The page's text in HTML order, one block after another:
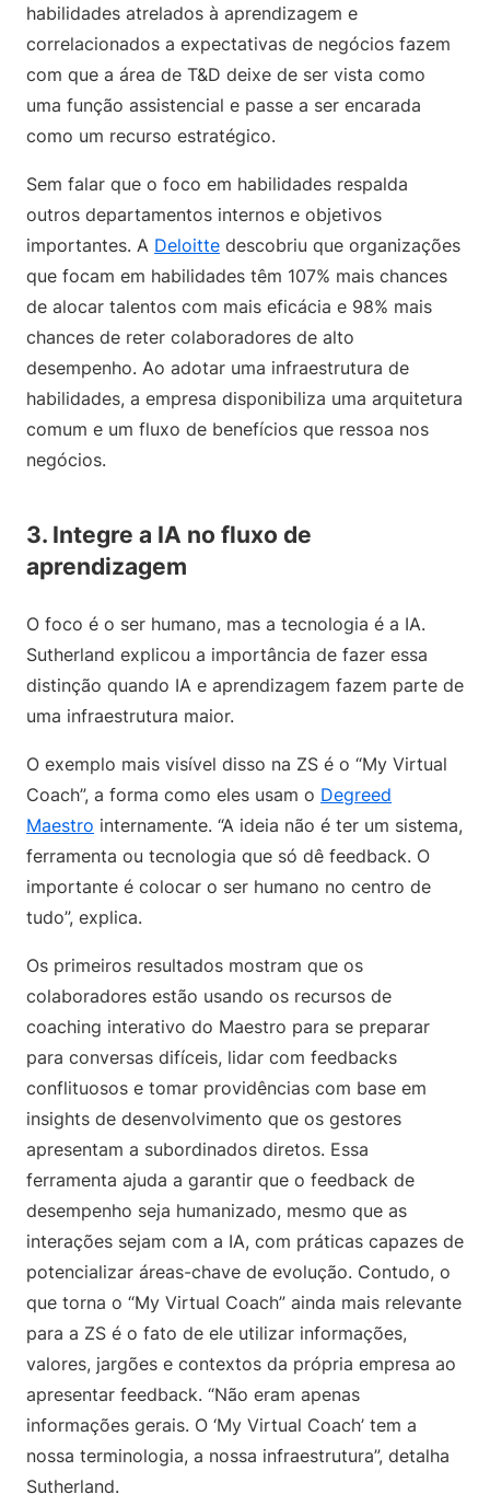
habilidades atrelados à aprendizagem e
correlacionados a expectativas de negócios fazem
com que a área de T&D deixe de ser vista como
uma função assistencial e passe a ser encarada
como um recurso estratégico.
Sem falar que o foco em habilidades respalda
outros departamentos internos e objetivos
importantes. A Deloitte descobriu que organizações
que focam em habilidades têm 107% mais chances
de alocar talentos com mais eficácia e 98% mais
chances de reter colaboradores de alto
desempenho. Ao adotar uma infraestrutura de
habilidades, a empresa disponibiliza uma arquitetura
comum e um fluxo de benefícios que ressoa nos
negócios.
3. Integre a IA no fluxo de
aprendizagem
O foco é o ser humano, mas a tecnologia é a IA.
Sutherland explicou a importância de fazer essa
distinção quando IA e aprendizagem fazem parte de
uma infraestrutura maior.
O exemplo mais visível disso na ZS é o “My Virtual
Coach”, a forma como eles usam o Degreed
Maestro internamente. “A ideia não é ter um sistema,
ferramenta ou tecnologia que só dê feedback. O
importante é colocar o ser humano no centro de
tudo”, explica.
Os primeiros resultados mostram que os
colaboradores estão usando os recursos de
coaching interativo do Maestro para se preparar
para conversas difíceis, lidar com feedbacks
conflituosos e tomar providências com base em
insights de desenvolvimento que os gestores
apresentam a subordinados diretos. Essa
ferramenta ajuda a garantir que o feedback de
desempenho seja humanizado, mesmo que as
interações sejam com a IA, com práticas capazes de
potencializar áreas-chave de evolução. Contudo, o
que torna o “My Virtual Coach” ainda mais relevante
para a ZS é o fato de ele utilizar informações,
valores, jargões e contextos da própria empresa ao
apresentar feedback. “Não eram apenas
informações gerais. O ‘My Virtual Coach’ tem a
nossa terminologia, a nossa infraestrutura”, detalha
Sutherland.